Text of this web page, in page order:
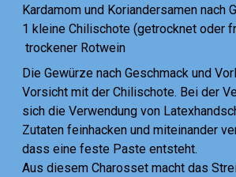
Kardamom und Koriandersamen nach
1 kleine Chilischote (getrocknet oder
trockener Rotwein
Die Gewürze nach Geschmack und
Vorsicht mit der Chilischote. Bei der
sich die Verwendung von
Zutaten feinhacken und miteinander
dass eine feste Paste entsteht.
Aus diesem Charosset macht das